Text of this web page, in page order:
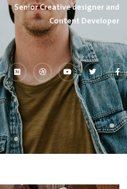
Senior Creative designer and
Content Developer